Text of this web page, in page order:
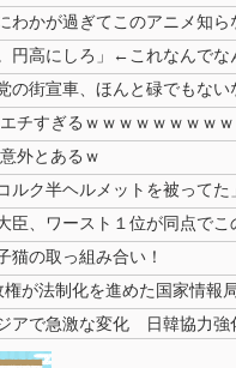
円高にしろ」←これなんでな
の街宣車、ほんと碌でもない
外とあるｗ
猫の取っ組み合い！
アで急激な変化 日韓協力強